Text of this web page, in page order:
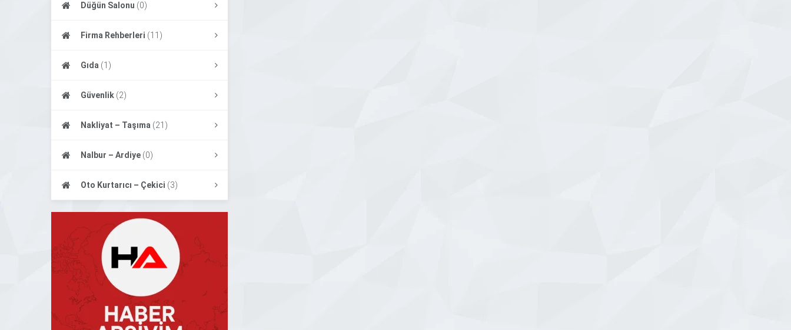
Düğün Salonu (0)
Firma Rehberleri (11)
Gıda (1)
Güvenlik (2)
Nakliyat – Taşıma (21)
Nalbur – Ardiye (0)
Oto Kurtarıcı – Çekici (3)